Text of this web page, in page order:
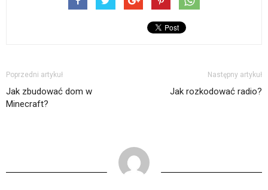
Poprzedni artykuł
Jak zbudować dom w
Minecraft?
Następny artykuł
Jak rozkodować radio?